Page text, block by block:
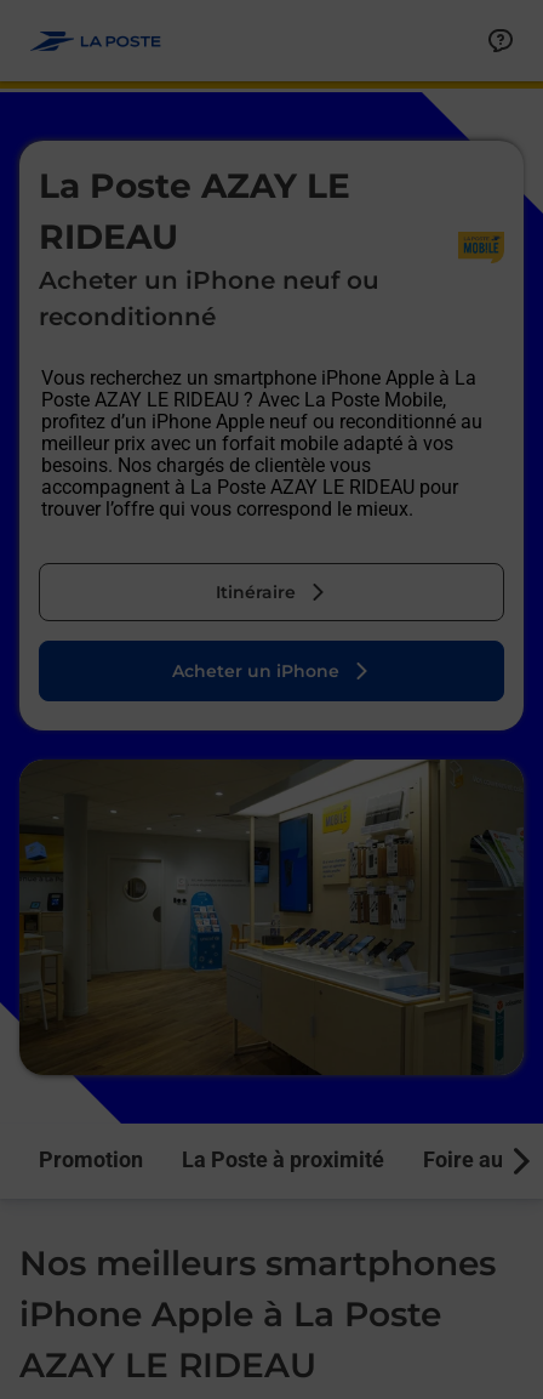
La Poste AZAY LE
RIDEAU
Acheter un iPhone neuf ou
reconditionné
Vous recherchez un smartphone iPhone Apple à La
Poste AZAY LE RIDEAU ? Avec La Poste Mobile,
profitez d’un iPhone Apple neuf ou reconditionné au
meilleur prix avec un forfait mobile adapté à vos
besoins. Nos chargés de clientèle vous
accompagnent à La Poste AZAY LE RIDEAU pour
trouver l’offre qui vous correspond le mieux.
Itinéraire
Le lien s'ouvre dans un nouvel onglet
Acheter un iPhone
Promotion La Poste à proximité Foire aux
Nos meilleurs smartphones
iPhone Apple à La Poste
AZAY LE RIDEAU